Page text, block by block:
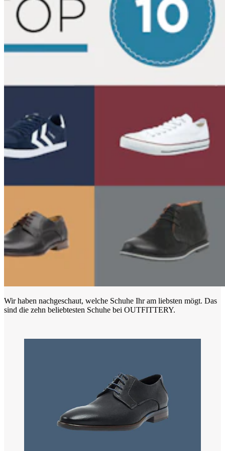
Wir haben nachgeschaut, welche Schuhe Ihr am liebsten mögt. Das
sind die zehn beliebtesten Schuhe bei OUTFITTERY.